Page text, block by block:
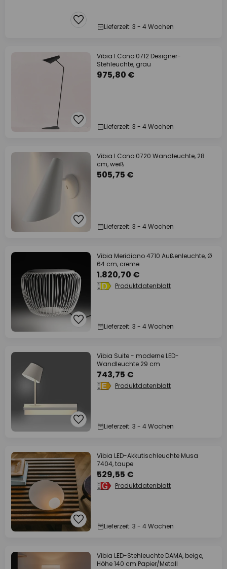
Lieferzeit: 3 - 4 Wochen
Vibia I.Cono 0712 Designer-
Stehleuchte, grau
975,80 €
Lieferzeit: 3 - 4 Wochen
Vibia I.Cono 0720 Wandleuchte, 28
cm, weiß
505,75 €
Lieferzeit: 3 - 4 Wochen
Vibia Meridiano 4710 Außenleuchte, Ø
64 cm, creme
1.820,70 €
Produktdatenblatt
Lieferzeit: 3 - 4 Wochen
Vibia Suite - moderne LED-
Wandleuchte 29 cm
743,75 €
Produktdatenblatt
Lieferzeit: 3 - 4 Wochen
Vibia LED-Akkutischleuchte Musa
7404, taupe
529,55 €
Produktdatenblatt
Lieferzeit: 3 - 4 Wochen
Vibia LED-Stehleuchte DAMA, beige,
Höhe 140 cm Papier/Metall